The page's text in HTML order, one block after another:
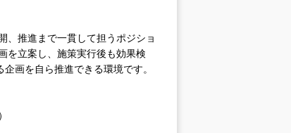
、推進まで一貫して担うポジショ
を立案し、施策実行後も効果検
画を自ら推進できる環境です。